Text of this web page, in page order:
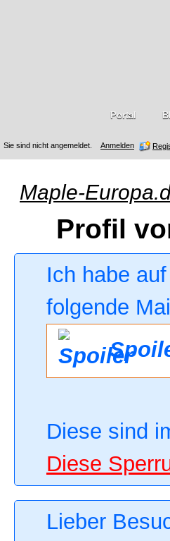
Sie sind nicht angemeldet. Anmelden
Portal
Maple-
Profil
Ich habe
folgende
Diese sind
Diese
Lieber